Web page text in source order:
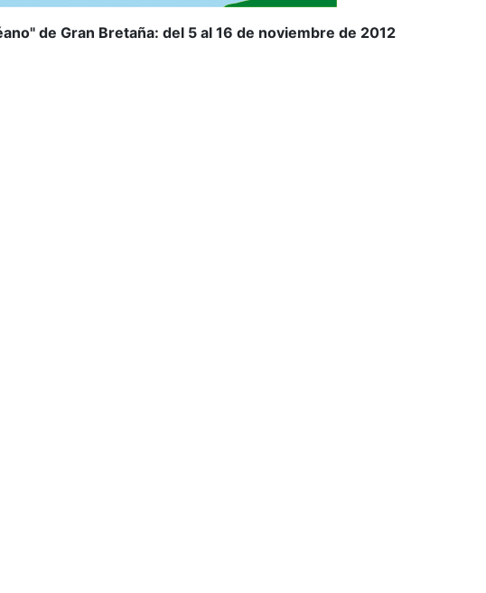
de Gran Bretaña: del 5 al 16 de noviembre de 2012